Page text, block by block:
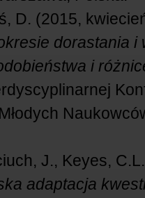
D. (2015,
dorastania i
i
J., Keyes,
adaptacja